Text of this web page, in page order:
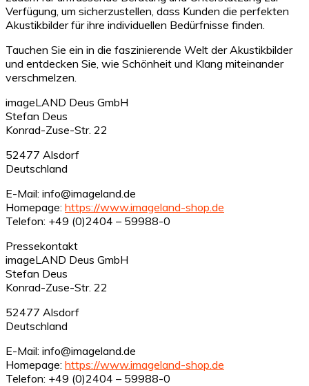
Verfügung, um sicherzustellen, dass Kunden die perfekten
Akustikbilder für ihre individuellen Bedürfnisse finden.
Tauchen Sie ein in die faszinierende Welt der Akustikbilder
und entdecken Sie, wie Schönheit und Klang miteinander
verschmelzen.
imageLAND Deus GmbH
Stefan Deus
Konrad-Zuse-Str. 22
52477 Alsdorf
Deutschland
E-Mail: info@imageland.de
Homepage: https://www.imageland-shop.de
Telefon: +49 (0)2404 – 59988-0
Pressekontakt
imageLAND Deus GmbH
Stefan Deus
Konrad-Zuse-Str. 22
52477 Alsdorf
Deutschland
E-Mail: info@imageland.de
Homepage: https://www.imageland-shop.de
Telefon: +49 (0)2404 – 59988-0